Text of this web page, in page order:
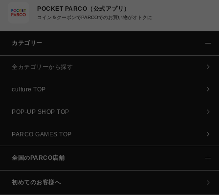
POCKET PARCO（公式アプリ）
コイン＆クーポンでPARCOでのお買い物がオトクに
カテゴリー
全カテゴリーから探す
culture TOP
POP-UP SHOP TOP
PARCO GAMES TOP
全国のPARCO店舗
初めてのお客様へ